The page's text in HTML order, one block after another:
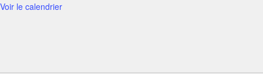
Voir le calendrier